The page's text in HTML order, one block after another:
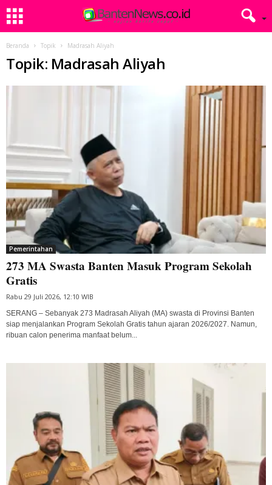
Beranda Topik Madrasah Aliyah
Topik: Madrasah Aliyah
Pemerintahan
273 MA Swasta Banten Masuk Program Sekolah
Gratis
Rabu 29 Juli 2026, 12:10 WIB
SERANG – Sebanyak 273 Madrasah Aliyah (MA) swasta di Provinsi Banten
siap menjalankan Program Sekolah Gratis tahun ajaran 2026/2027. Namun,
ribuan calon penerima manfaat belum...